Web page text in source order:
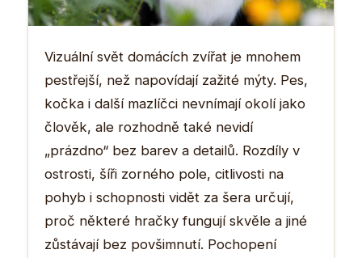
Vizuální svět domácích zvířat je mnohem
pestřejší, než napovídají zažité mýty. Pes,
kočka i další mazlíčci nevnímají okolí jako
člověk, ale rozhodně také nevidí
„prázdno“ bez barev a detailů. Rozdíly v
ostrosti, šíři zorného pole, citlivosti na
pohyb i schopnosti vidět za šera určují,
proč některé hračky fungují skvěle a jiné
zůstávají bez povšimnutí. Pochopení